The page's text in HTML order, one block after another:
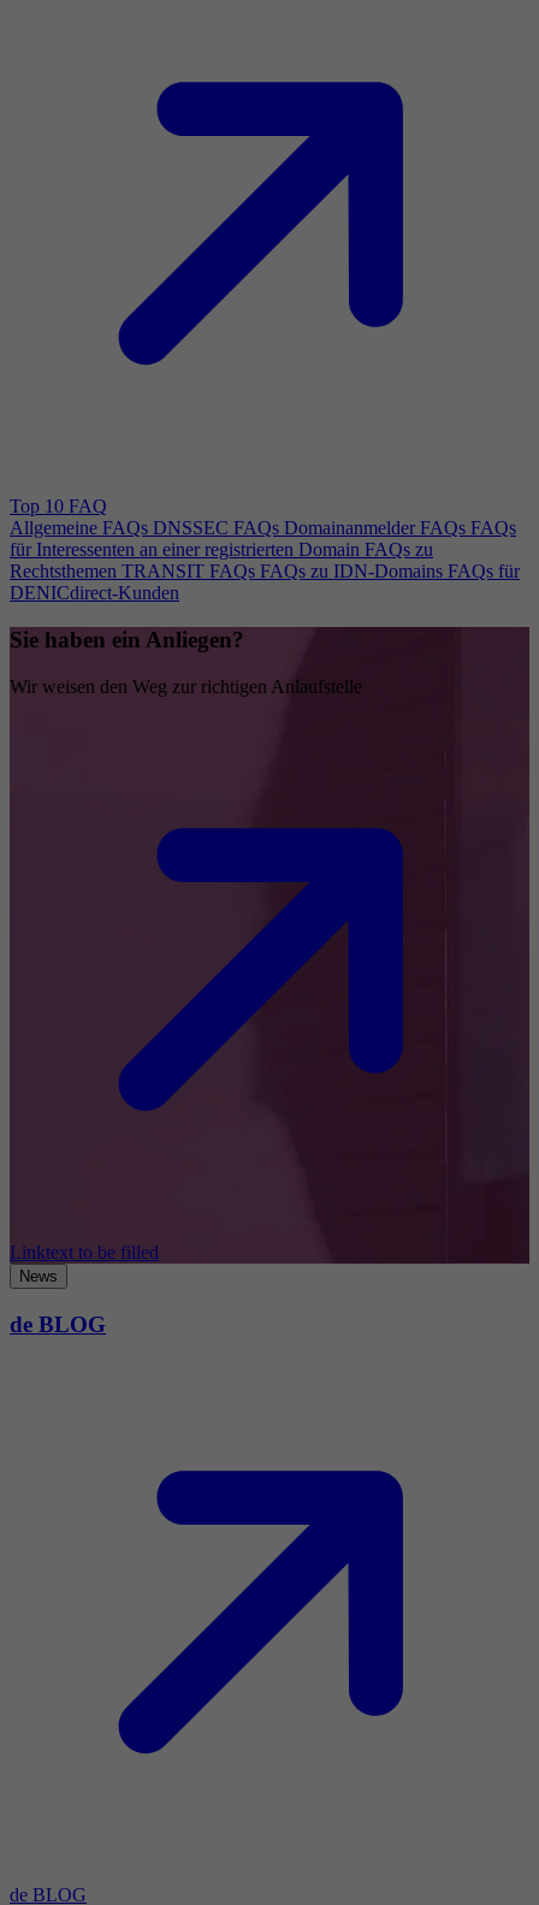
Top 10 FAQ
Allgemeine FAQs DNSSEC FAQs Domainanmelder FAQs FAQs
für Interessenten an einer registrierten Domain FAQs zu
Rechtsthemen TRANSIT FAQs FAQs zu IDN-Domains FAQs für
DENICdirect-Kunden
Sie haben ein Anliegen?
Wir weisen den Weg zur richtigen Anlaufstelle
Linktext to be filled
News
de BLOG
de BLOG